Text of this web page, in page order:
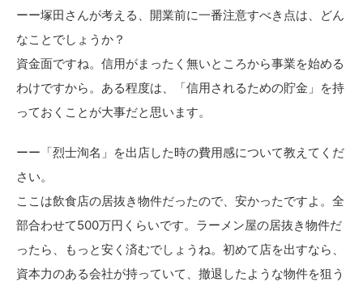
ーー塚田さんが考える、開業前に一番注意すべき点は、どん
なことでしょうか？
資金面ですね。信用がまったく無いところから事業を始める
わけですから。ある程度は、「信用されるための貯金」を持
っておくことが大事だと思います。
ーー「烈士洵名」を出店した時の費用感について教えてくだ
さい。
ここは飲食店の居抜き物件だったので、安かったですよ。全
部合わせて500万円くらいです。ラーメン屋の居抜き物件だ
ったら、もっと安く済むでしょうね。初めて店を出すなら、
資本力のある会社が持っていて、撤退したような物件を狙う